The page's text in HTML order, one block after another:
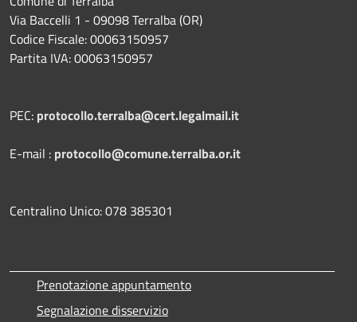
Via Baccelli 1 - 09098 Terralba (OR)
Codice Fiscale: 00063150957
Partita IVA: 00063150957
PEC: protocollo.terralba@cert.legalmail.it
E-mail : protocollo@comune.terralba.or.it
Centralino Unico: 078 385301
Prenotazione appuntamento
Segnalazione disservizio